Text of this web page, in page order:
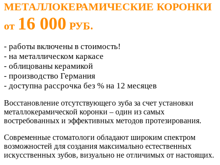
МЕТАЛЛОКЕРАМИЧЕСКИЕ КОРОНКИ
от 16 000 РУБ.
- работы включены в стоимость!
- на металлическом каркасе
- облицованы керамикой
- производство Германия
- доступна рассрочка без % на 12 месяцев
Восстановление отсутствующего зуба за счет установки
металлокерамической коронки – один из самых
востребованных и эффективных методов протезирования.
Современные стоматологи обладают широким спектром
возможностей для создания максимально естественных
искусственных зубов, визуально не отличимых от настоящих.